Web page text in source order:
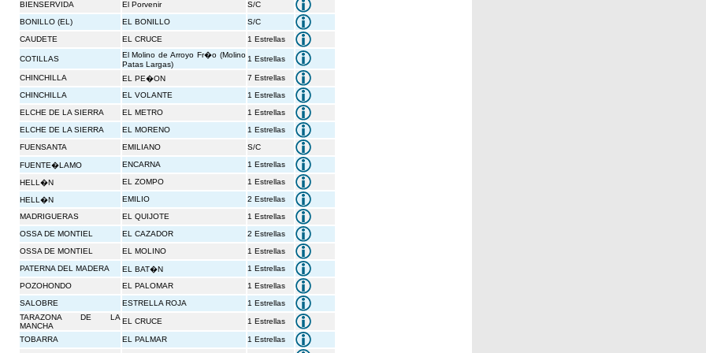
BIENSERVIDA El Porvenir
S/C
BONILLO (EL)
EL BONILLO
S/C
CAUDETE
EL CRUCE 1 Estrellas
COTILLAS
El Molino de Arroyo Fr�o (Molino
Patas Largas)
1 Estrellas
CHINCHILLA EL PE�ON
7 Estrellas
CHINCHILLA
EL VOLANTE
1 Estrellas
ELCHE DE LA SIERRA
EL METRO
1 Estrellas
ELCHE DE LA SIERRA
EL MORENO
1 Estrellas
FUENSANTA
EMILIANO S/C
FUENTE�LAMO ENCARNA 1 Estrellas
HELL�N EL ZOMPO 1 Estrellas
HELL�N EMILIO
2 Estrellas
MADRIGUERAS
EL QUIJOTE
1 Estrellas
OSSA DE MONTIEL
EL CAZADOR
2 Estrellas
OSSA DE MONTIEL
EL MOLINO
1 Estrellas
PATERNA DEL MADERA
EL BAT�N
1 Estrellas
POZOHONDO
EL PALOMAR
1 Estrellas
SALOBRE
ESTRELLA ROJA
1 Estrellas
TARAZONA DE LA
MANCHA
EL CRUCE 1 Estrellas
TOBARRA EL PALMAR
1 Estrellas